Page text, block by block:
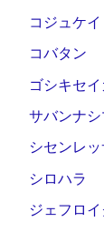
コジュケイ
コバタン
ゴシキセ
サバンナシ
シセンレ
シロハラ
ジェフロ